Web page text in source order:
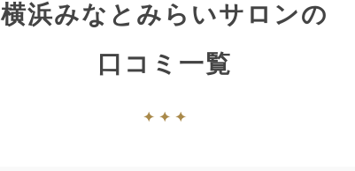
横浜みなとみらいサロンの
口コミ一覧